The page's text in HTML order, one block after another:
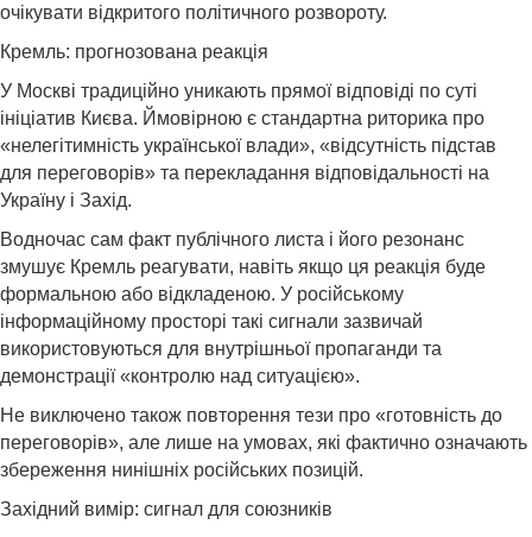
очікувати відкритого політичного розвороту.
Кремль: прогнозована реакція
У Москві традиційно уникають прямої відповіді по суті
ініціатив Києва. Ймовірною є стандартна риторика про
«нелегітимність української влади», «відсутність підстав
для переговорів» та перекладання відповідальності на
Україну і Захід.
Водночас сам факт публічного листа і його резонанс
змушує Кремль реагувати, навіть якщо ця реакція буде
формальною або відкладеною. У російському
інформаційному просторі такі сигнали зазвичай
використовуються для внутрішньої пропаганди та
демонстрації «контролю над ситуацією».
Не виключено також повторення тези про «готовність до
переговорів», але лише на умовах, які фактично означають
збереження нинішніх російських позицій.
Західний вимір: сигнал для союзників